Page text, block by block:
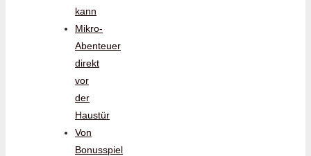
kann
Mikro-
Abenteuer
direkt
vor
der
Haustür
Von
Bonusspiel